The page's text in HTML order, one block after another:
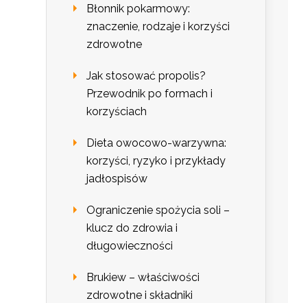
Błonnik pokarmowy:
znaczenie, rodzaje i korzyści
zdrowotne
Jak stosować propolis?
Przewodnik po formach i
korzyściach
Dieta owocowo-warzywna:
korzyści, ryzyko i przykłady
jadłospisów
Ograniczenie spożycia soli –
klucz do zdrowia i
długowieczności
Brukiew – właściwości
zdrowotne i składniki